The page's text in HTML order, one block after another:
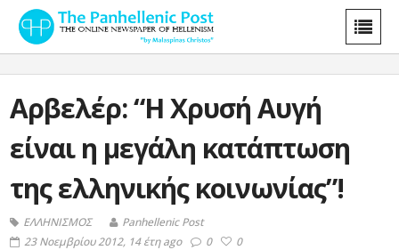
Αρβελέρ: “Η Χρυσή Αυγή
είναι η μεγάλη κατάπτωση
της ελληνικής κοινωνίας”!
ΕΛΛΗΝΙΣΜΟΣ
Panhellenic Post
23 Νοεμβρίου 2012, 14 έτη ago
0 0